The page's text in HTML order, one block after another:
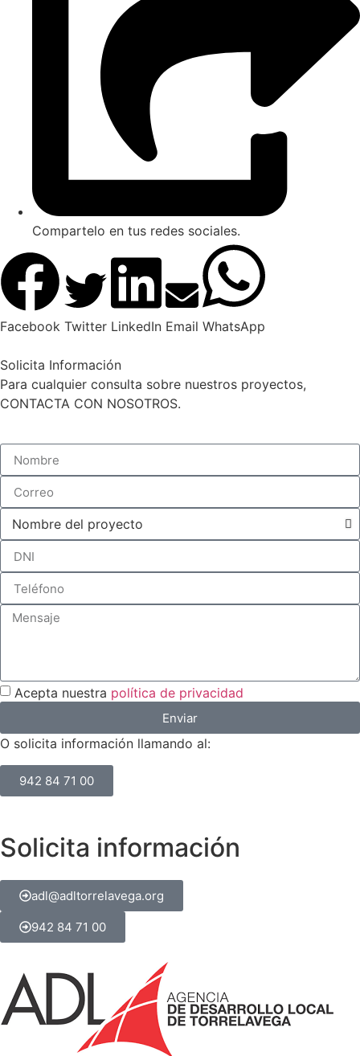
Compartelo en tus redes sociales.
Facebook Twitter LinkedIn Email WhatsApp
Solicita Información
Para cualquier consulta sobre nuestros proyectos,
CONTACTA CON NOSOTROS.
Acepta nuestra política de privacidad
Enviar
O solicita información llamando al:
942 84 71 00
Solicita información
adl@adltorrelavega.org
942 84 71 00